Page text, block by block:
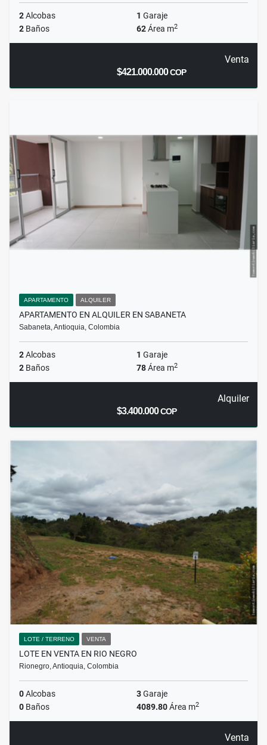
2Alcobas 1 Garaje
2 Baños 62Área m2
Venta
$421.000.000COP
APARTAMENTO ALQUILER
APARTAMENTO EN ALQUILER EN SABANETA
Sabaneta, Antioquia, Colombia
2Alcobas 1 Garaje
2 Baños 78Área m2
Alquiler
$3.400.000COP
LOTE / TERRENO VENTA
LOTE EN VENTA EN RIO NEGRO
Rionegro, Antioquia, Colombia
0Alcobas 3Garaje
0 Baños 4089.80Área m2
Venta